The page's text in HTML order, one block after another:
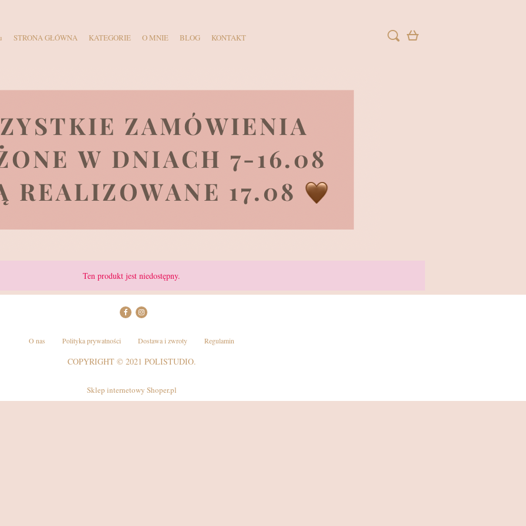
STRONA GŁÓWNA KATEGORIE O MNIE BLOG KONTAKT
Ten produkt jest niedostępny.
O nas Polityka prywatności Dostawa i zwroty Regulamin
COPYRIGHT © 2021 POLISTUDIO.
Sklep internetowy Shoper.pl